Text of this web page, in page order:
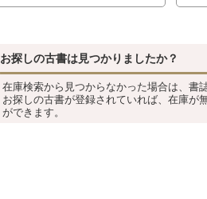
お探しの古書は見つかりましたか？
在庫検索から見つからなかった場合は、書
お探しの古書が登録されていれば、在庫が
ができます。